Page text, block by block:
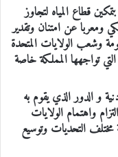
قطاع المياه لتجاوز
ومعربا عن امتنان وتقدير
وشعب الولايات المتحدة
تواجهها المملكة خاصة
و الدور الذي يقوم به
واهتمام الولايات
مختلف التحديات وتوسيع